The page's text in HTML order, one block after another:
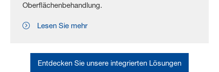
Oberflächenbehandlung.
Lesen Sie mehr
Entdecken Sie unsere integrierten Lösungen